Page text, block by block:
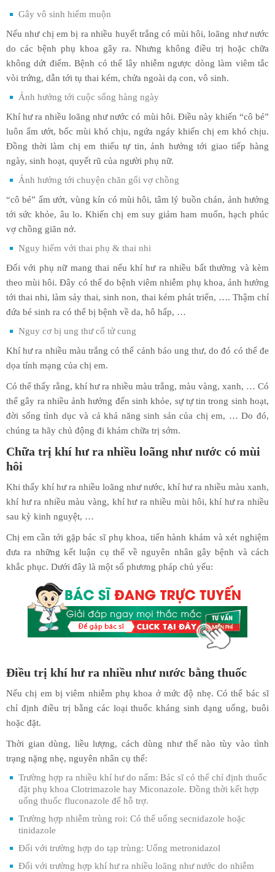
Gây vô sinh hiếm muộn
Nếu như chị em bị ra nhiều huyết trắng có mùi hôi, loãng như nước
do các bệnh phụ khoa gây ra. Nhưng không điều trị hoặc chữa
không dứt điểm. Bệnh có thể lây nhiễm ngược dòng làm viêm tắc
vòi trứng, dẫn tới tụ thai kém, chửa ngoài dạ con, vô sinh.
Ảnh hưởng tới cuộc sống hàng ngày
Khí hư ra nhiều loãng như nước có mùi hôi. Điều này khiến “cô bé”
luôn ẩm ướt, bốc mùi khó chịu, ngứa ngáy khiến chị em khó chịu.
Đồng thời làm chị em thiếu tự tin, ảnh hưởng tới giao tiếp hàng
ngày, sinh hoạt, quyết rũ của người phụ nữ.
Ảnh hưởng tới chuyện chăn gối vợ chồng
“cô bé” ẩm ướt, vùng kín có mùi hôi, tâm lý buồn chán, ảnh hưởng
tới sức khỏe, âu lo. Khiến chị em suy giảm ham muốn, hạch phúc
vợ chồng giãn nở.
Nguy hiểm với thai phụ & thai nhi
Đối với phụ nữ mang thai nếu khí hư ra nhiều bất thường và kèm
theo mùi hôi. Đây có thể do bệnh viêm nhiễm phụ khoa, ảnh hưởng
tới thai nhi, làm sảy thai, sinh non, thai kém phát triển, …. Thậm chí
đứa bé sinh ra có thể bị bệnh về da, hô hấp, …
Nguy cơ bị ung thư cổ tử cung
Khí hư ra nhiều màu trắng có thể cảnh báo ung thư, do đó có thể đe
dọa tính mạng của chị em.
Có thể thấy rằng, khí hư ra nhiều màu trắng, màu vàng, xanh, … Có
thể gây ra nhiều ảnh hưởng đến sinh khỏe, sự tự tin trong sinh hoạt,
đời sống tình dục và cả khả năng sinh sản của chị em, … Do đó,
chúng ta hãy chủ động đi khám chữa trị sớm.
Chữa trị khí hư ra nhiều loãng như nước có mùi
hôi
Khi thấy khí hư ra nhiều loãng như nước, khí hư ra nhiều màu xanh,
khí hư ra nhiều màu vàng, khí hư ra nhiều mùi hôi, khí hư ra nhiều
sau kỳ kinh nguyệt, …
Chị em cần tới gặp bác sĩ phụ khoa, tiến hành khám và xét nghiệm
đưa ra những kết luận cụ thể về nguyên nhân gây bệnh và cách
khắc phục. Dưới đây là một số phương pháp chủ yếu:
Điều trị khí hư ra nhiều như nước bằng thuốc
Nếu chị em bị viêm nhiễm phụ khoa ở mức độ nhẹ. Có thể bác sĩ
chỉ định điều trị bằng các loại thuốc kháng sinh dạng uống, buôi
hoặc đặt.
Thời gian dùng, liều lượng, cách dùng như thế nào tùy vào tình
trạng nặng nhẹ, nguyên nhân cụ thể:
Trường hợp ra nhiều khí hư do nấm: Bác sĩ có thể chỉ định thuốc
đặt phụ khoa Clotrimazole hay Miconazole. Đồng thời kết hợp
uống thuốc fluconazole để hỗ trợ.
Trường hợp nhiễm trùng roi: Có thể uống secnidazole hoặc
tinidazole
Đối với trường hợp do tạp trùng: Uống metronidazol
Đối với trường hợp khí hư ra nhiều loãng như nước do nhiễm